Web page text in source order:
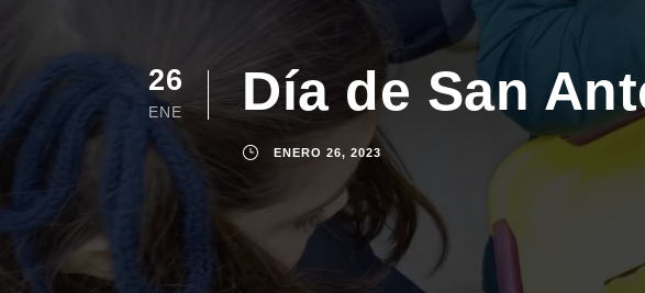
26
ENE Día de San
ENERO 26, 2023